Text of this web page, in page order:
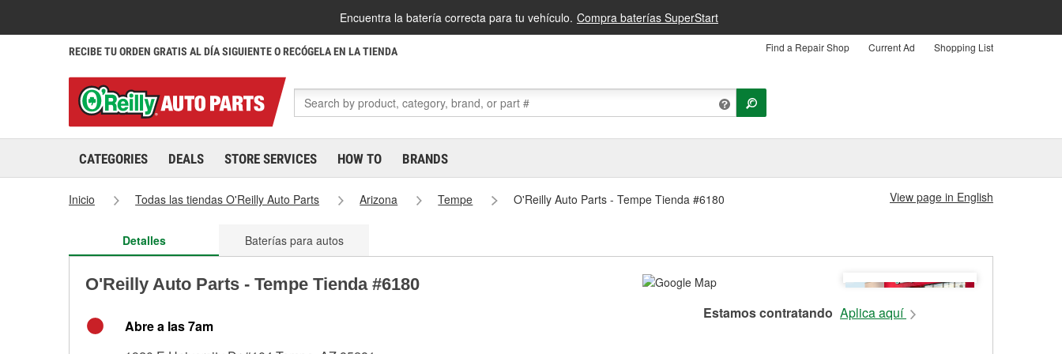
Encuentra la batería correcta para tu vehículo. Compra baterías SuperStart
RECIBE TU ORDEN GRATIS AL DÍA SIGUIENTE O RECÓGELA EN LA TIENDA Find a Repair Shop Current Ad Shopping List
CATEGORIES DEALS STORE SERVICES HOW TO BRANDS
Inicio Todas las tiendas O'Reilly Auto Parts Arizona Tempe O'Reilly Auto Parts - Tempe Tienda #6180 View page in English
Detalles Baterías para autos
O'Reilly Auto Parts - Tempe Tienda #6180
Abre a las 7am
Estamos contratando Aplica aquí